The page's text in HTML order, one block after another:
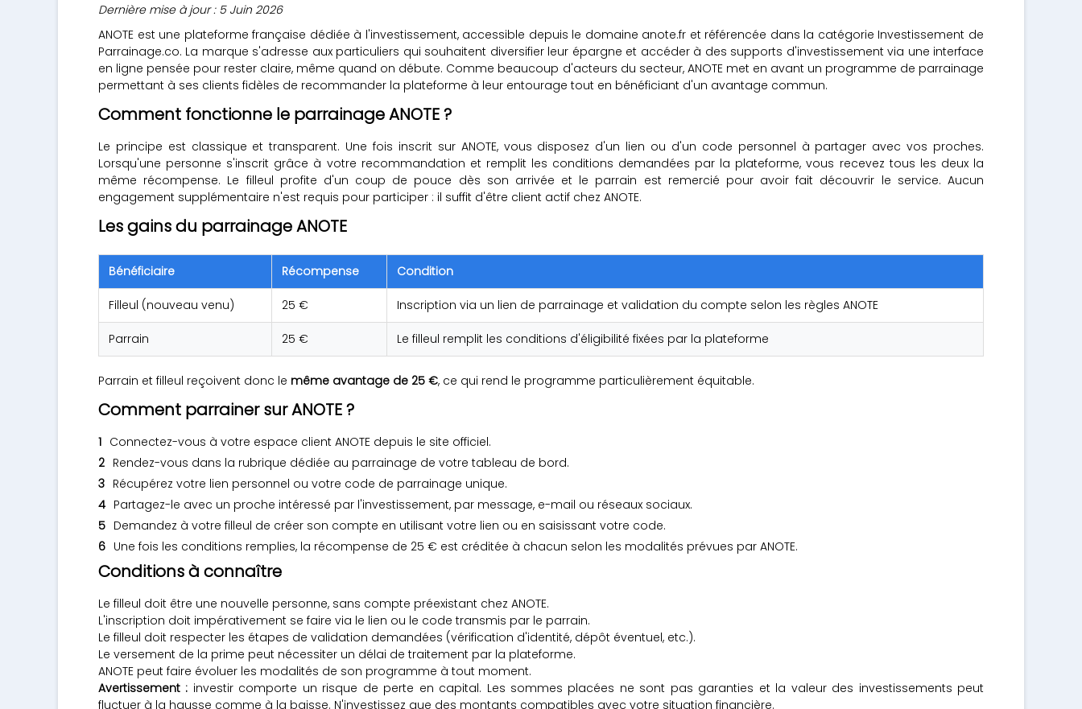
Dernière mise à jour : 5 Juin 2026
ANOTE est une plateforme française dédiée à l'investissement, accessible depuis le domaine anote.fr et référencée dans la catégorie Investissement de
Parrainage.co. La marque s'adresse aux particuliers qui souhaitent diversifier leur épargne et accéder à des supports d'investissement via une interface
en ligne pensée pour rester claire, même quand on débute. Comme beaucoup d'acteurs du secteur, ANOTE met en avant un programme de parrainage
permettant à ses clients fidèles de recommander la plateforme à leur entourage tout en bénéficiant d'un avantage commun.
Comment fonctionne le parrainage ANOTE ?
Le principe est classique et transparent. Une fois inscrit sur ANOTE, vous disposez d'un lien ou d'un code personnel à partager avec vos proches.
Lorsqu'une personne s'inscrit grâce à votre recommandation et remplit les conditions demandées par la plateforme, vous recevez tous les deux la
même récompense. Le filleul profite d'un coup de pouce dès son arrivée et le parrain est remercié pour avoir fait découvrir le service. Aucun
engagement supplémentaire n'est requis pour participer : il suffit d'être client actif chez ANOTE.
Les gains du parrainage ANOTE
Bénéficiaire Récompense Condition
Filleul (nouveau venu) 25 € Inscription via un lien de parrainage et validation du compte selon les règles ANOTE
Parrain 25 € Le filleul remplit les conditions d'éligibilité fixées par la plateforme
Parrain et filleul reçoivent donc le même avantage de 25 €, ce qui rend le programme particulièrement équitable.
Comment parrainer sur ANOTE ?
Connectez-vous à votre espace client ANOTE depuis le site officiel.
Rendez-vous dans la rubrique dédiée au parrainage de votre tableau de bord.
Récupérez votre lien personnel ou votre code de parrainage unique.
Partagez-le avec un proche intéressé par l'investissement, par message, e-mail ou réseaux sociaux.
Demandez à votre filleul de créer son compte en utilisant votre lien ou en saisissant votre code.
Une fois les conditions remplies, la récompense de 25 € est créditée à chacun selon les modalités prévues par ANOTE.
Conditions à connaître
Le filleul doit être une nouvelle personne, sans compte préexistant chez ANOTE.
L'inscription doit impérativement se faire via le lien ou le code transmis par le parrain.
Le filleul doit respecter les étapes de validation demandées (vérification d'identité, dépôt éventuel, etc.).
Le versement de la prime peut nécessiter un délai de traitement par la plateforme.
ANOTE peut faire évoluer les modalités de son programme à tout moment.
Avertissement : investir comporte un risque de perte en capital. Les sommes placées ne sont pas garanties et la valeur des investissements peut
fluctuer à la hausse comme à la baisse. N'investissez que des montants compatibles avec votre situation financière.